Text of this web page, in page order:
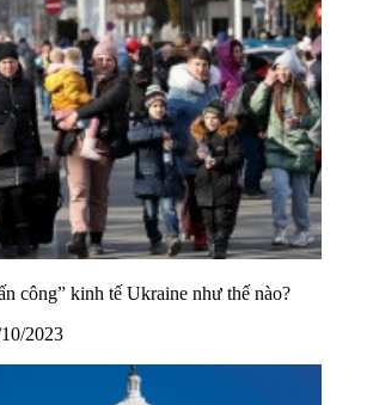
công” kinh tế Ukraine như thế nào?
2023